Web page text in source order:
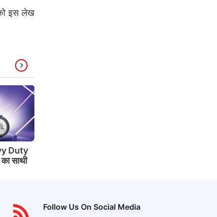
इस लेख
Duty
साथी
Follow Us On Social Media